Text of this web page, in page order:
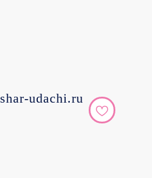
shar-udachi.ru